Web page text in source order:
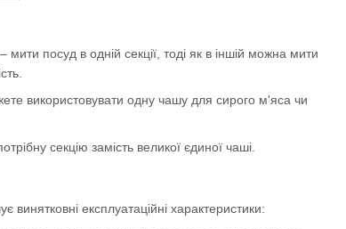
мити посуд в одній секції, тоді як в іншій можна мити
використовувати одну чашу для сирого м'яса чи
секцію замість великої єдиної чаші.
експлуатаційні характеристики: